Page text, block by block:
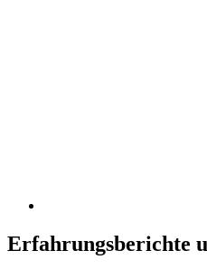
Erfahrungsberichte